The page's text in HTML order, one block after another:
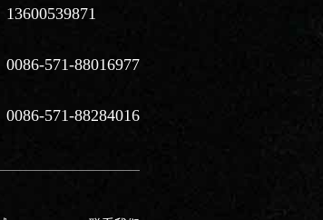
13600539871
0086-571-88016977
0086-571-88284016